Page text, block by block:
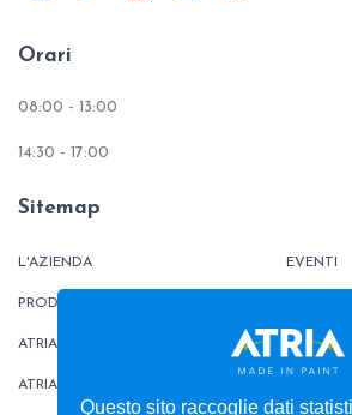
Questo sito raccoglie dati
Orari
08:00 - 13:00
14:30 - 17:00
Sitemap
L'AZIENDA
PRODOTTI
ATRIATHERMIKA
ATRIAFLOOR
EVENTI
CONTATTI